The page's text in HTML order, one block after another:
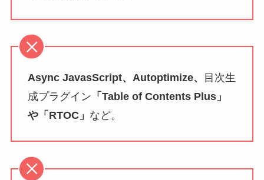
Async JavasScript、Autoptimize、
目次生
成プラグイン 「Table of Contents Plus」
や「RTOC」 など。